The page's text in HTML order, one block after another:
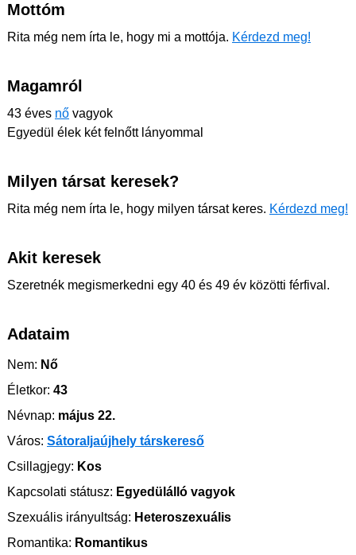
Mottóm
Rita még nem írta le, hogy mi a mottója. Kérdezd meg!
Magamról
43 éves nő vagyok
Egyedül élek két felnőtt lányommal
Milyen társat keresek?
Rita még nem írta le, hogy milyen társat keres. Kérdezd meg!
Akit keresek
Szeretnék megismerkedni egy 40 és 49 év közötti férfival.
Adataim
Nem: Nő
Életkor: 43
Névnap: május 22.
Város: Sátoraljaújhely társkereső
Csillagjegy: Kos
Kapcsolati státusz: Egyedülálló vagyok
Szexuális irányultság: Heteroszexuális
Romantika: Romantikus